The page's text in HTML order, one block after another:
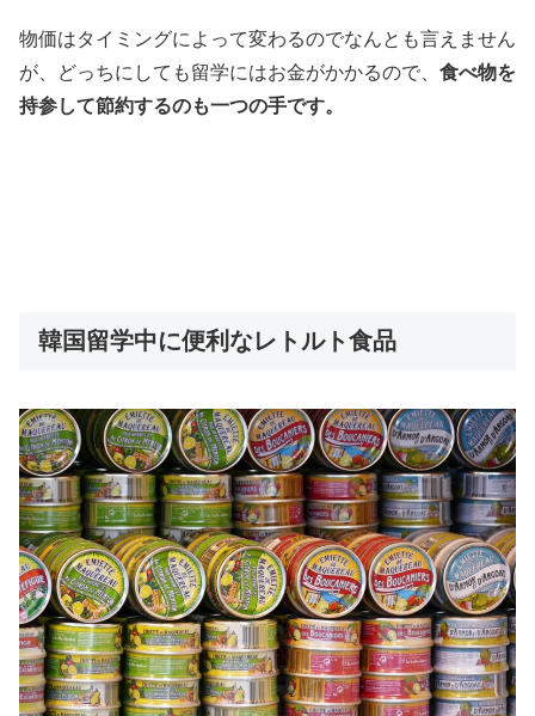
物価はタイミングによって変わるのでなんとも言えません
が、どっちにしても留学にはお金がかかるので、 食べ物を
持参して節約するのも一つの手です。
韓国留学中に便利なレトルト食品